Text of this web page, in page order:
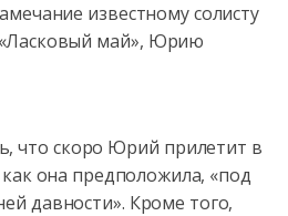
известному солисту
май», Юрию
что скоро Юрий прилетит в
она предположила, «под
давности». Кроме того,